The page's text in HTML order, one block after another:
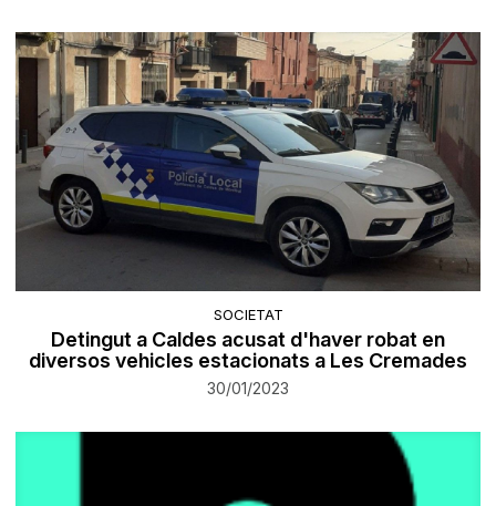
SOCIETAT
Detingut a Caldes ​acusat d'haver robat en
diversos vehicles estacionats a Les Cremades
30/01/2023